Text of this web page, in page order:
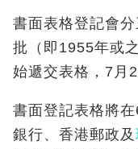
書面表格登記會
批（即1955年或
始遞交表格，7月
書面登記表格將
銀行、香港郵政及